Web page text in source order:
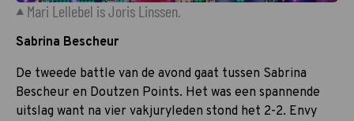
Mari Lellebel is Joris Linssen.
Sabrina Bescheur
De tweede battle van de avond gaat tussen Sabrina
Bescheur en Doutzen Points. Het was een spannende
uitslag want na vier vakjuryleden stond het 2-2. Envy